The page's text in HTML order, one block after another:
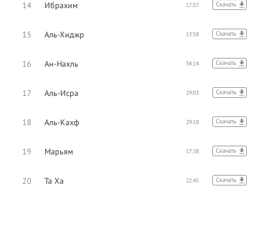
Скачать
17:57
14 Ибрахим
Скачать
13:58
15 Аль-Хиджр
Скачать
34:14
16 Ан-Нахль
Скачать
29:03
17 Аль-Исра
Скачать
29:18
18 Аль-Кахф
Скачать
17:38
19 Марьям
Скачать
22:45
20 Та Ха